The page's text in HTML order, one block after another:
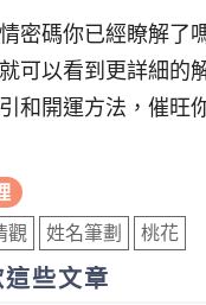
密碼你已經瞭解了
可以看到更詳細的
和開運方法，催旺
觀 姓名筆劃 桃花
些文章